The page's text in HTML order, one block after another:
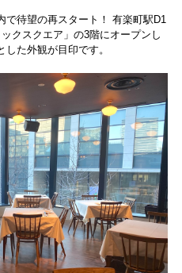
で待望の再スタート！ 有楽町駅D1
クスクエア」の3階にオープンし
た外観が目印です。